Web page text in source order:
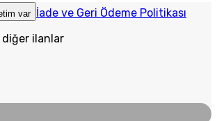
var İade ve Geri Ödeme Politikası
ilanlar